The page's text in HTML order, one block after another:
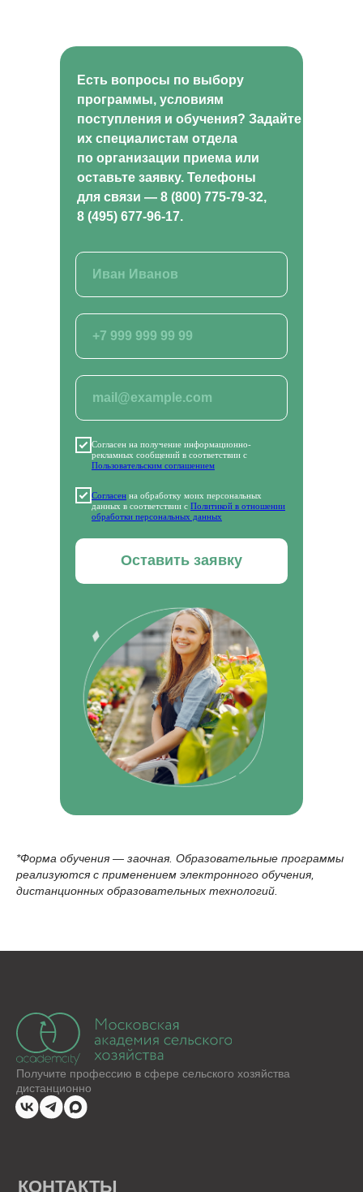
Есть вопросы по выбору
программы, условиям
поступления и обучения? Задайте
их специалистам отдела
по организации приема или
оставьте заявку. Телефоны
для связи — 8 (800) 775-79-32,
8 (495) 677-96-17.
Согласен на получение информационно-
рекламных сообщений в соответствии с
Пользовательским соглашением
Согласен на обработку моих персональных
данных в соответствии с Политикой в отношении
обработки персональных данных
Оставить заявку
*Форма обучения — заочная. Образовательные программы
реализуются с применением электронного обучения,
дистанционных образовательных технологий.
Заказать звонок
ВСЕ КУРСЫ
Кинология и зоопсихология
Растениеводство
Животноводство
Курсы для заводчиков
Хобби и бизнес
Ландшафтный дизайн
Фермерское хозяйство
Курсы для специалистов агропромышленного
Ассистент ветеринарного врача
ВИДЫ ПРОГРАММ
Программы повышения квалификации
Основные программы профессионального
Дополнительные общеобразовательные
КАРТА САЙТА
ОБ АКАДЕМИИ
Приведи друга
Партнерская программа
Как проходит обучение
Истории успеха
Сведения об образовательной организации
Политика в отношении обработки персональных
Правовая информация
Пользовательское соглашение
СКАЧИВАЙТЕ НАШЕ МОБИЛЬНОЕ
ПРИЛОЖЕНИЕ
Наша образовательная платформа и мобильное
приложение разработаны нашим партнером - ООО
«ИС «АКАДЕМРЕСУРС» участником проекта